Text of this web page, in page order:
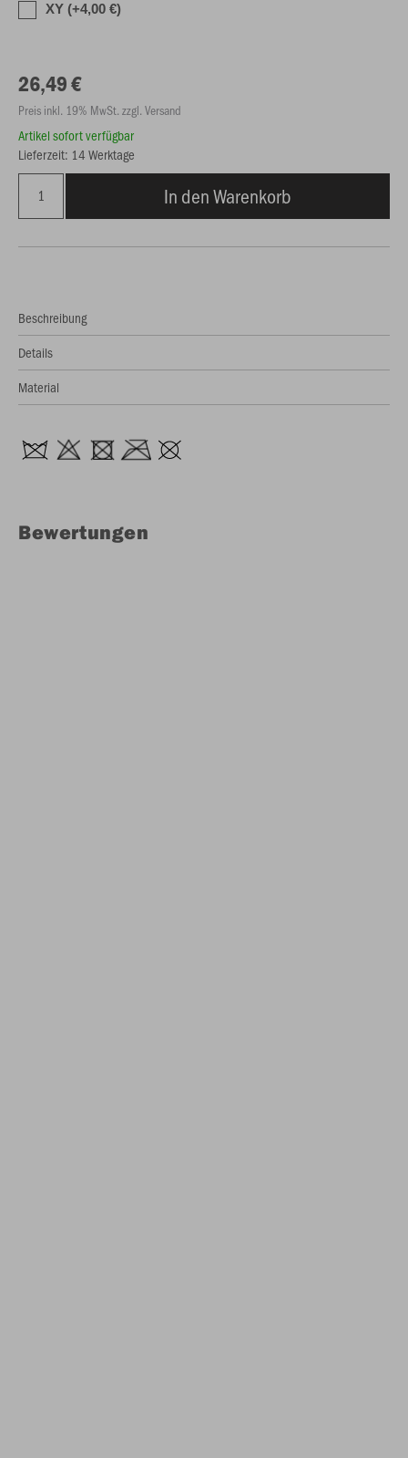
XY (+4,00 €)
26,49 €
Preis inkl. 19% MwSt. zzgl. Versand
Artikel sofort verfügbar
Lieferzeit: 14 Werktage
In den Warenkorb
Beschreibung
Details
Material
Bewertungen